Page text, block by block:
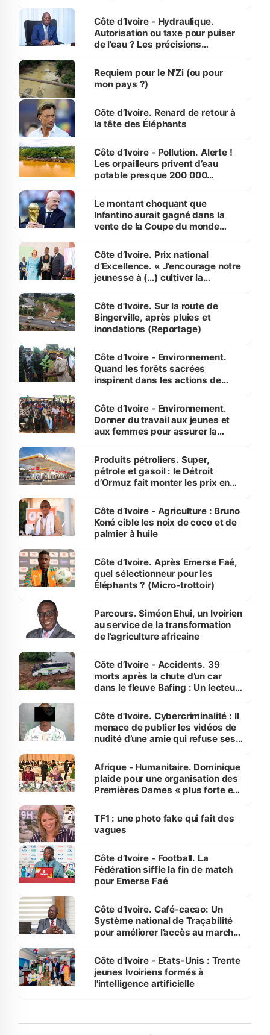
Côte d’Ivoire - Hydraulique.
Autorisation ou taxe pour puiser
de l’eau ? Les précisions
Requiem pour le N’Zi (ou pour
mon pays ?)
Côte d’Ivoire. Renard de retour à
la tête des Éléphants
Côte d’Ivoire - Pollution. Alerte !
Les orpailleurs privent d’eau
potable presque 200 000
Le montant choquant que
Infantino aurait gagné dans la
vente de la Coupe du monde
Côte d’Ivoire. Prix national
d’Excellence. « J’encourage notre
jeunesse à (…) cultiver la
(Alassane Ouattara
Côte d'Ivoire. Sur la route de
Bingerville, après pluies et
inondations (Reportage)
Côte d’Ivoire - Environnement.
Quand les forêts sacrées
inspirent dans les actions de
Côte d’Ivoire - Environnement.
Donner du travail aux jeunes et
aux femmes pour assurer la
menacées
Produits pétroliers. Super,
pétrole et gasoil : le Détroit
d’Ormuz fait monter les prix en
Côte d’Ivoire - Agriculture : Bruno
Koné cible les noix de coco et de
palmier à huile
Côte d’Ivoire. Après Emerse Faé,
quel sélectionneur pour les
Éléphants ? (Micro-trottoir)
Parcours. Siméon Ehui, un Ivoirien
au service de la transformation
de l’agriculture africaine
Côte d’Ivoire - Accidents. 39
morts après la chute d’un car
dans le fleuve Bafing : Un lecteur
des Transports
Côte d'Ivoire. Cybercriminalité : Il
menace de publier les vidéos de
nudité d’une amie qui refuse ses
Afrique - Humanitaire. Dominique
plaide pour une organisation des
Premières Dames « plus forte et
sur la scène internationale »
TF1 : une photo fake qui fait des
vagues
Côte d’Ivoire - Football. La
Fédération siffle la fin de match
pour Emerse Faé
Côte d’Ivoire. Café-cacao: Un
Système national de Traçabilité
pour améliorer l’accès au marché
Côte d'Ivoire - Etats-Unis : Trente
jeunes Ivoiriens formés à
l'intelligence artificielle